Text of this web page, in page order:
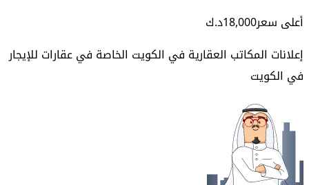
أعلى سعر18,000د.ك
إعلانات المكاتب العقارية في الكويت الخاصة فيعقارات للإيجار
في الكويت